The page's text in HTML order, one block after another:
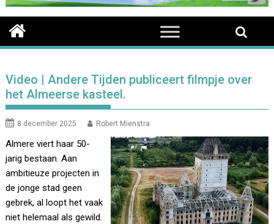
Video | Andere Tijden publiceert filmpje over
het Almeerse kasteel.
8 december 2025 Robert Mienstra
Almere viert haar 50-
jarig bestaan. Aan
ambitieuze projecten in
de jonge stad geen
gebrek, al loopt het vaak
niet helemaal als gewild.